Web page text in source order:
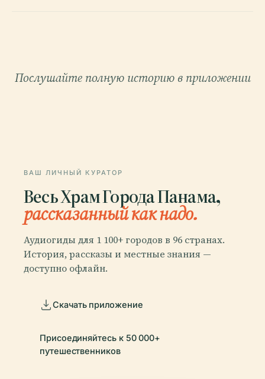
Послушайте полную историю в приложении
ВАШ ЛИЧНЫЙ КУРАТОР
Весь Храм Города Панама,
рассказанный как надо.
Аудиогиды для 1 100+ городов в 96 странах.
История, рассказы и местные знания —
доступно офлайн.
Скачать приложение
Присоединяйтесь к 50 000+
путешественников